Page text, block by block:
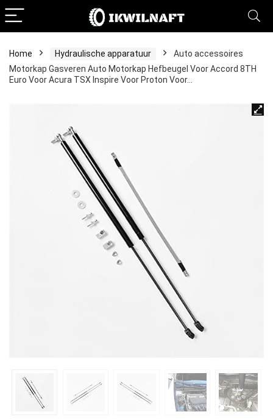
Home Hydraulische apparatuur
Auto accessoires
Motorkap Gasveren Auto Motorkap Hefbeugel Voor Accord 8TH
Euro Voor Acura TSX Inspire Voor Proton Voor…